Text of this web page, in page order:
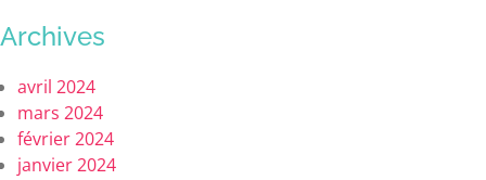
Archives
avril 2024
mars 2024
février 2024
janvier 2024